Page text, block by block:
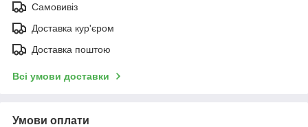
Самовивіз
Доставка кур'єром
Доставка поштою
Всі умови доставки
Умови оплати